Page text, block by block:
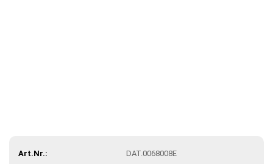
Art.Nr.:
DAT.0068008E